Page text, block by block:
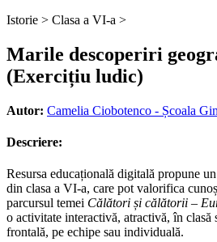
Istorie > Clasa a VI-a >
Marile descoperiri
(Exercițiu ludic)
Autor: Camelia Ciobotenco - Școala
Descriere:
Resursa educațională digitală propune
din clasa a VI-a, care pot valorifica
parcursul temei Călători și călătorii –
o activitate interactivă, atractivă, în clasă
frontală, pe echipe sau individuală.